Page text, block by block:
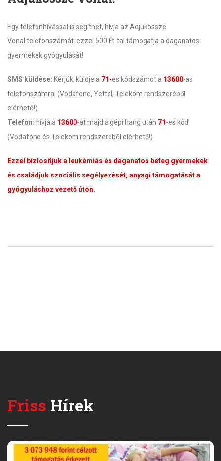
Egy telefonhívással is segíthet, hívja az Adjukössze
Vonal telefonszámát, ezzel 500 Ft-tal támogatja a daganatos
gyermekek gyógyulását!
SMS küldése: Kérjük, küldje a 71-es kódszámot a 13600-as
telefonszámra. (Vodafone, Yettel, Telekom rendszeréből
elérhető!)
Telefon: hívja a 13600-at majd a gépi hang után 71-es kód!
(Vodafone és Telekom rendszeréből elérhető!)
Ezzel biztosítjuk a leukémiás és daganatos beteg gyermekek
és családjuk szociális segélyezését, anyagi támogatását a
gyógyuláshoz vezető úton.
Friss Hírek